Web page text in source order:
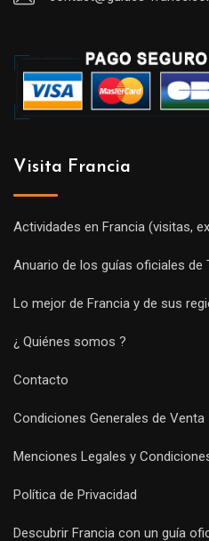
Visita Francia
Actividades en Francia (visitas,
Anuario de los guías oficiales de
Lo mejor de Francia y de sus
¿ Quiénes somos ?
Contacto
Condiciones Generales de Venta
Menciones Legales y
Política de Privacidad
Descubrir Francia con un guía